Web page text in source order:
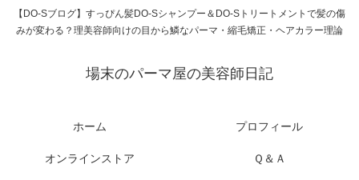
【DO-Sブログ】すっぴん髪DO-Sシャンプー＆DO-Sトリートメントで髪の傷
みが変わる？理美容師向けの目から鱗なパーマ・縮毛矯正・ヘアカラー理論
場末のパーマ屋の美容師日記
ホーム プロフィール
オンラインストア Ｑ＆Ａ